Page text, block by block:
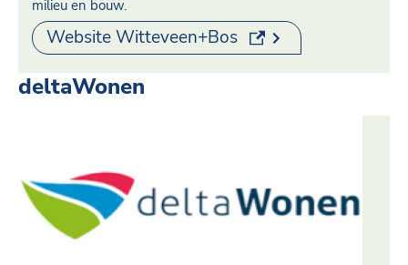
milieu en bouw.
Website Witteveen+Bos (externe link)
deltaWonen